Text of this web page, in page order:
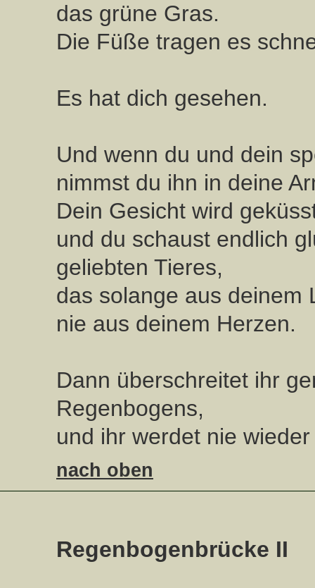
das grüne Gras.
Die Füße tragen es
Es hat dich gesehen.
Und wenn du und dein
nimmst du ihn in deine
Dein Gesicht wird
und du schaust endlich
geliebten Tieres,
das solange aus deinem
nie aus deinem Herzen.
Dann überschreitet ihr
Regenbogens,
und ihr werdet nie
nach oben
Regenbogenbrücke II